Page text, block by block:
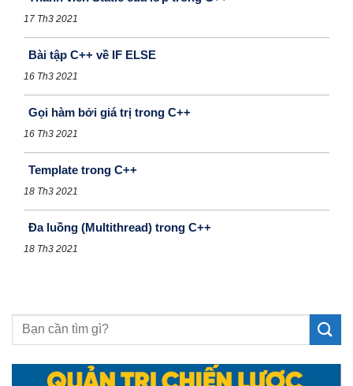
17 Th3 2021
Bài tập C++ về IF ELSE
16 Th3 2021
Gọi hàm bởi giá trị trong C++
16 Th3 2021
Template trong C++
18 Th3 2021
Đa luồng (Multithread) trong C++
18 Th3 2021